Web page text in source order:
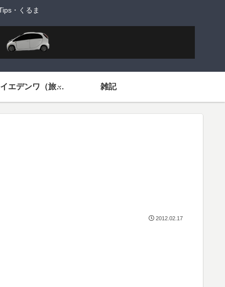
・くるま
旅するイエデンワ（旅ネタ） 雑記
2012.02.17